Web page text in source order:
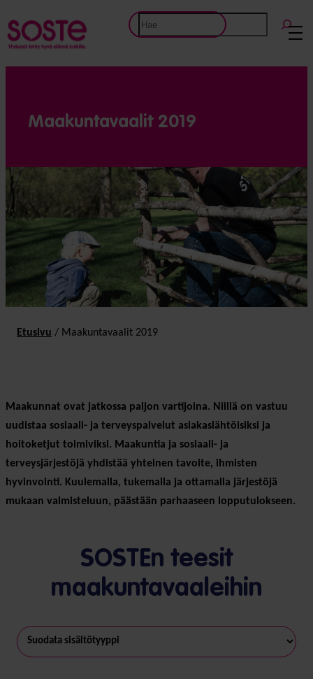
Siirry
sisältöön
Etsi
Maakuntavaalit 2019
Etusivu / Maakuntavaalit 2019
Maakunnat ovat jatkossa paljon vartijoina. Niillä on vastuu
uudistaa sosiaali- ja terveyspalvelut asiakaslähtöisiksi ja
hoitoketjut toimiviksi. Maakuntia ja sosiaali- ja
terveysjärjestöjä yhdistää yhteinen tavoite, ihmisten
hyvinvointi. Kuulemalla, tukemalla ja ottamalla järjestöjä
mukaan valmisteluun, päästään parhaaseen lopputulokseen.
SOSTEn teesit
maakuntavaaleihin